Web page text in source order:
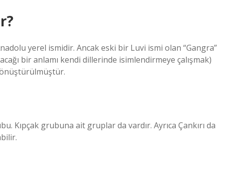
yerel ismidir. Ancak eski bir Luvi ismi olan “Gangra”
bir anlamı kendi dillerinde isimlendirmeye çalışmak)
Kıpçak grubuna ait gruplar da vardır. Ayrıca Çankırı da